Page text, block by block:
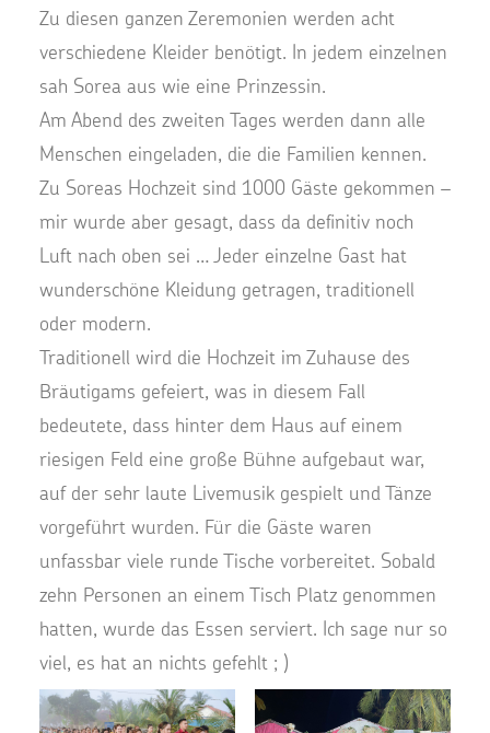
Zu diesen ganzen Zeremonien werden acht
verschiedene Kleider benötigt. In jedem einzelnen
sah Sorea aus wie eine Prinzessin.
Am Abend des zweiten Tages werden dann alle
Menschen eingeladen, die die Familien kennen.
Zu Soreas Hochzeit sind 1000 Gäste gekommen –
mir wurde aber gesagt, dass da definitiv noch
Luft nach oben sei … Jeder einzelne Gast hat
wunderschöne Kleidung getragen, traditionell
oder modern.
Traditionell wird die Hochzeit im Zuhause des
Bräutigams gefeiert, was in diesem Fall
bedeutete, dass hinter dem Haus auf einem
riesigen Feld eine große Bühne aufgebaut war,
auf der sehr laute Livemusik gespielt und Tänze
vorgeführt wurden. Für die Gäste waren
unfassbar viele runde Tische vorbereitet. Sobald
zehn Personen an einem Tisch Platz genommen
hatten, wurde das Essen serviert. Ich sage nur so
viel, es hat an nichts gefehlt ; )